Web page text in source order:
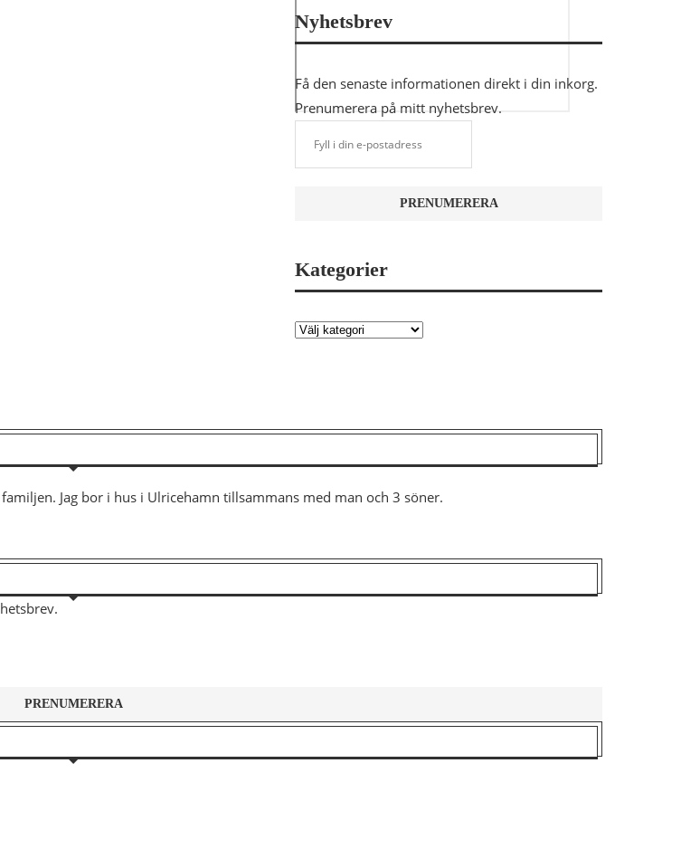
Nyhetsbrev
Få den senaste informationen direkt i din inkorg.
Prenumerera på mitt nyhetsbrev.
Kategorier
Jag bor i hus i Ulricehamn tillsammans med man och 3 söner.